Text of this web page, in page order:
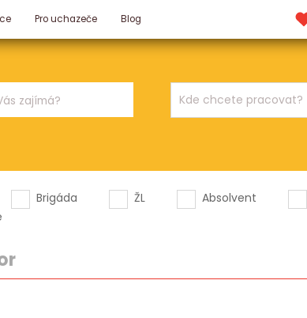
Pro uchazeče Blog
Brigáda ŽL Absolvent